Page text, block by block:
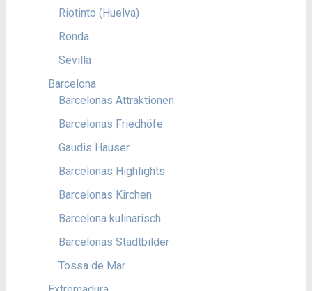
Riotinto (Huelva)
Ronda
Sevilla
Barcelona
Barcelonas Attraktionen
Barcelonas Friedhöfe
Gaudis Häuser
Barcelonas Highlights
Barcelonas Kirchen
Barcelona kulinarisch
Barcelonas Stadtbilder
Tossa de Mar